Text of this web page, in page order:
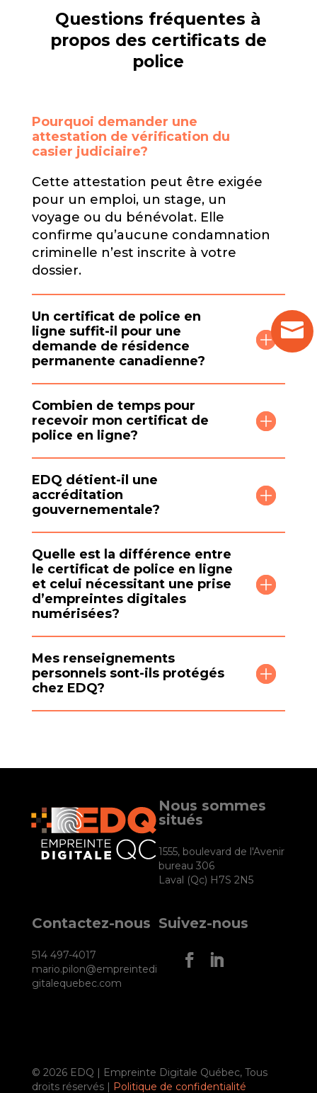
Questions fréquentes à
propos des certificats de
police
Pourquoi demander une
attestation de vérification du
casier judiciaire?
Cette attestation peut être exigée
pour un emploi, un stage, un
voyage ou du bénévolat. Elle
confirme qu’aucune condamnation
criminelle n’est inscrite à votre
dossier.
Un certificat de police en
ligne suffit-il pour une
demande de résidence
permanente canadienne?
Combien de temps pour
recevoir mon certificat de
police en ligne?
EDQ détient-il une
accréditation
gouvernementale?
Quelle est la différence entre
le certificat de police en ligne
et celui nécessitant une prise
d’empreintes digitales
numérisées?
Mes renseignements
personnels sont-ils protégés
chez EDQ?
Nous sommes
situés
1555, boulevard de l'Avenir
bureau 306
Laval (Qc) H7S 2N5
Contactez-nous
514 497-4017
mario.pilon@empreintedi
gitalequebec.com
Suivez-nous
© 2026 EDQ | Empreinte Digitale Québec, Tous
droits réservés | Politique de confidentialité